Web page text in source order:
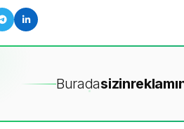
Buradasizin